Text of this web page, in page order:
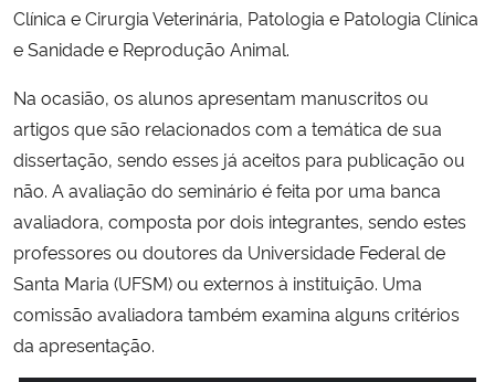
Secretaria de Governo
Advocacia-Geral da União
Banco Central do Brasil
Planalto
Clínica e Cirurgia Veterinária, Patologia e Patologia Clínica
e Sanidade e Reprodução Animal.
Na ocasião, os alunos apresentam manuscritos ou
artigos que são relacionados com a temática de sua
dissertação, sendo esses já aceitos para publicação ou
não. A avaliação do seminário é feita por uma banca
avaliadora, composta por dois integrantes, sendo estes
professores ou doutores da Universidade Federal de
Santa Maria (UFSM) ou externos à instituição. Uma
comissão avaliadora também examina alguns critérios
da apresentação.